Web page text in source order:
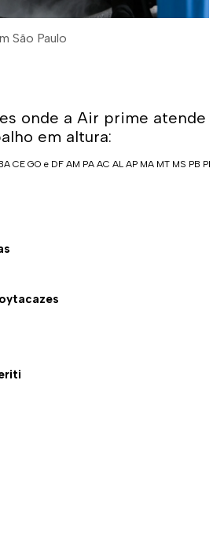
São Paulo
onde a Air prime atende
em altura:
CE GO e DF AM PA AC AL AP MA MT MS PB PI